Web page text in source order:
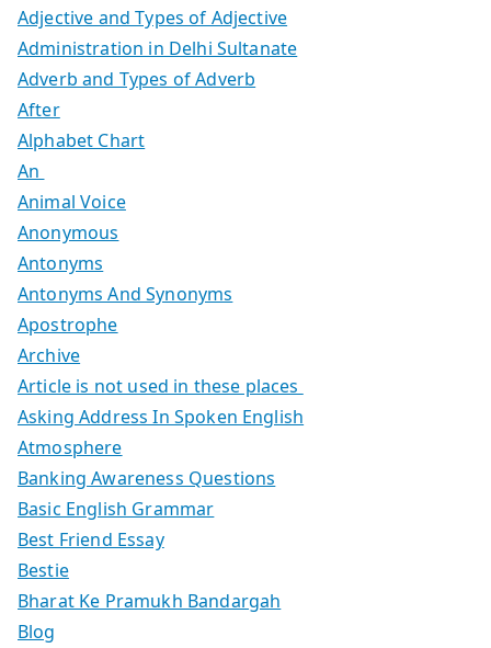
Adjective and Types of Adjective
Administration in Delhi Sultanate
Adverb and Types of Adverb
After
Alphabet Chart
An
Animal Voice
Anonymous
Antonyms
Antonyms And Synonyms
Apostrophe
Archive
Article is not used in these places
Asking Address In Spoken English
Atmosphere
Banking Awareness Questions
Basic English Grammar
Best Friend Essay
Bestie
Bharat Ke Pramukh Bandargah
Blog